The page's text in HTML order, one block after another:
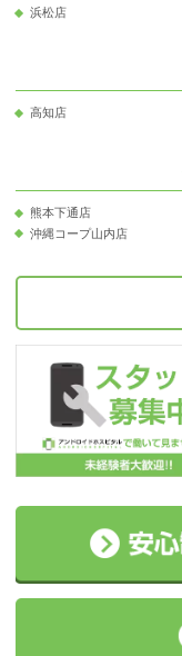
浜松店
高知店
熊本下通店
沖縄コープ山内店